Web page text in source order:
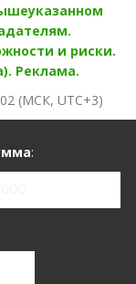
и риски.
Реклама.
(МСК, UTC+3)
: